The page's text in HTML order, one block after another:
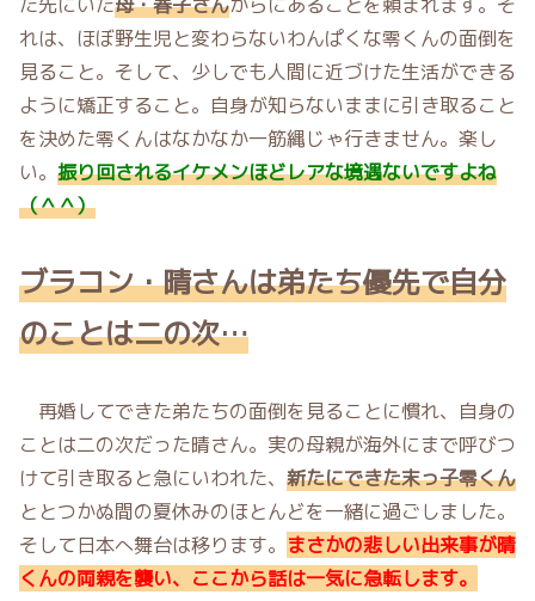
れは、ほぼ野生児と変わらないわんぱくな零くんの面倒を
見ること。そして、少しでも人間に近づけた生活ができる
ように矯正すること。自身が知らないままに引き取ること
を決めた零くんはなかなか一筋縄じゃ行きません。楽し
い。 振り回されるイケメンほどレアな境遇ないですよね
（＾＾）
ブラコン・晴さんは弟たち優先で自分
のことは二の次…
再婚してできた弟たちの面倒を見ることに慣れ、自身の
ことは二の次だった晴さん。実の母親が海外にまで呼びつ
けて引き取ると急にいわれた、 新たにできた末っ子零くん
ととつかぬ間の夏休みのほとんどを一緒に過ごしました。
そして日本へ舞台は移ります。 まさかの悲しい出来事が晴
くんの両親を襲い、ここから話は一気に急転します。